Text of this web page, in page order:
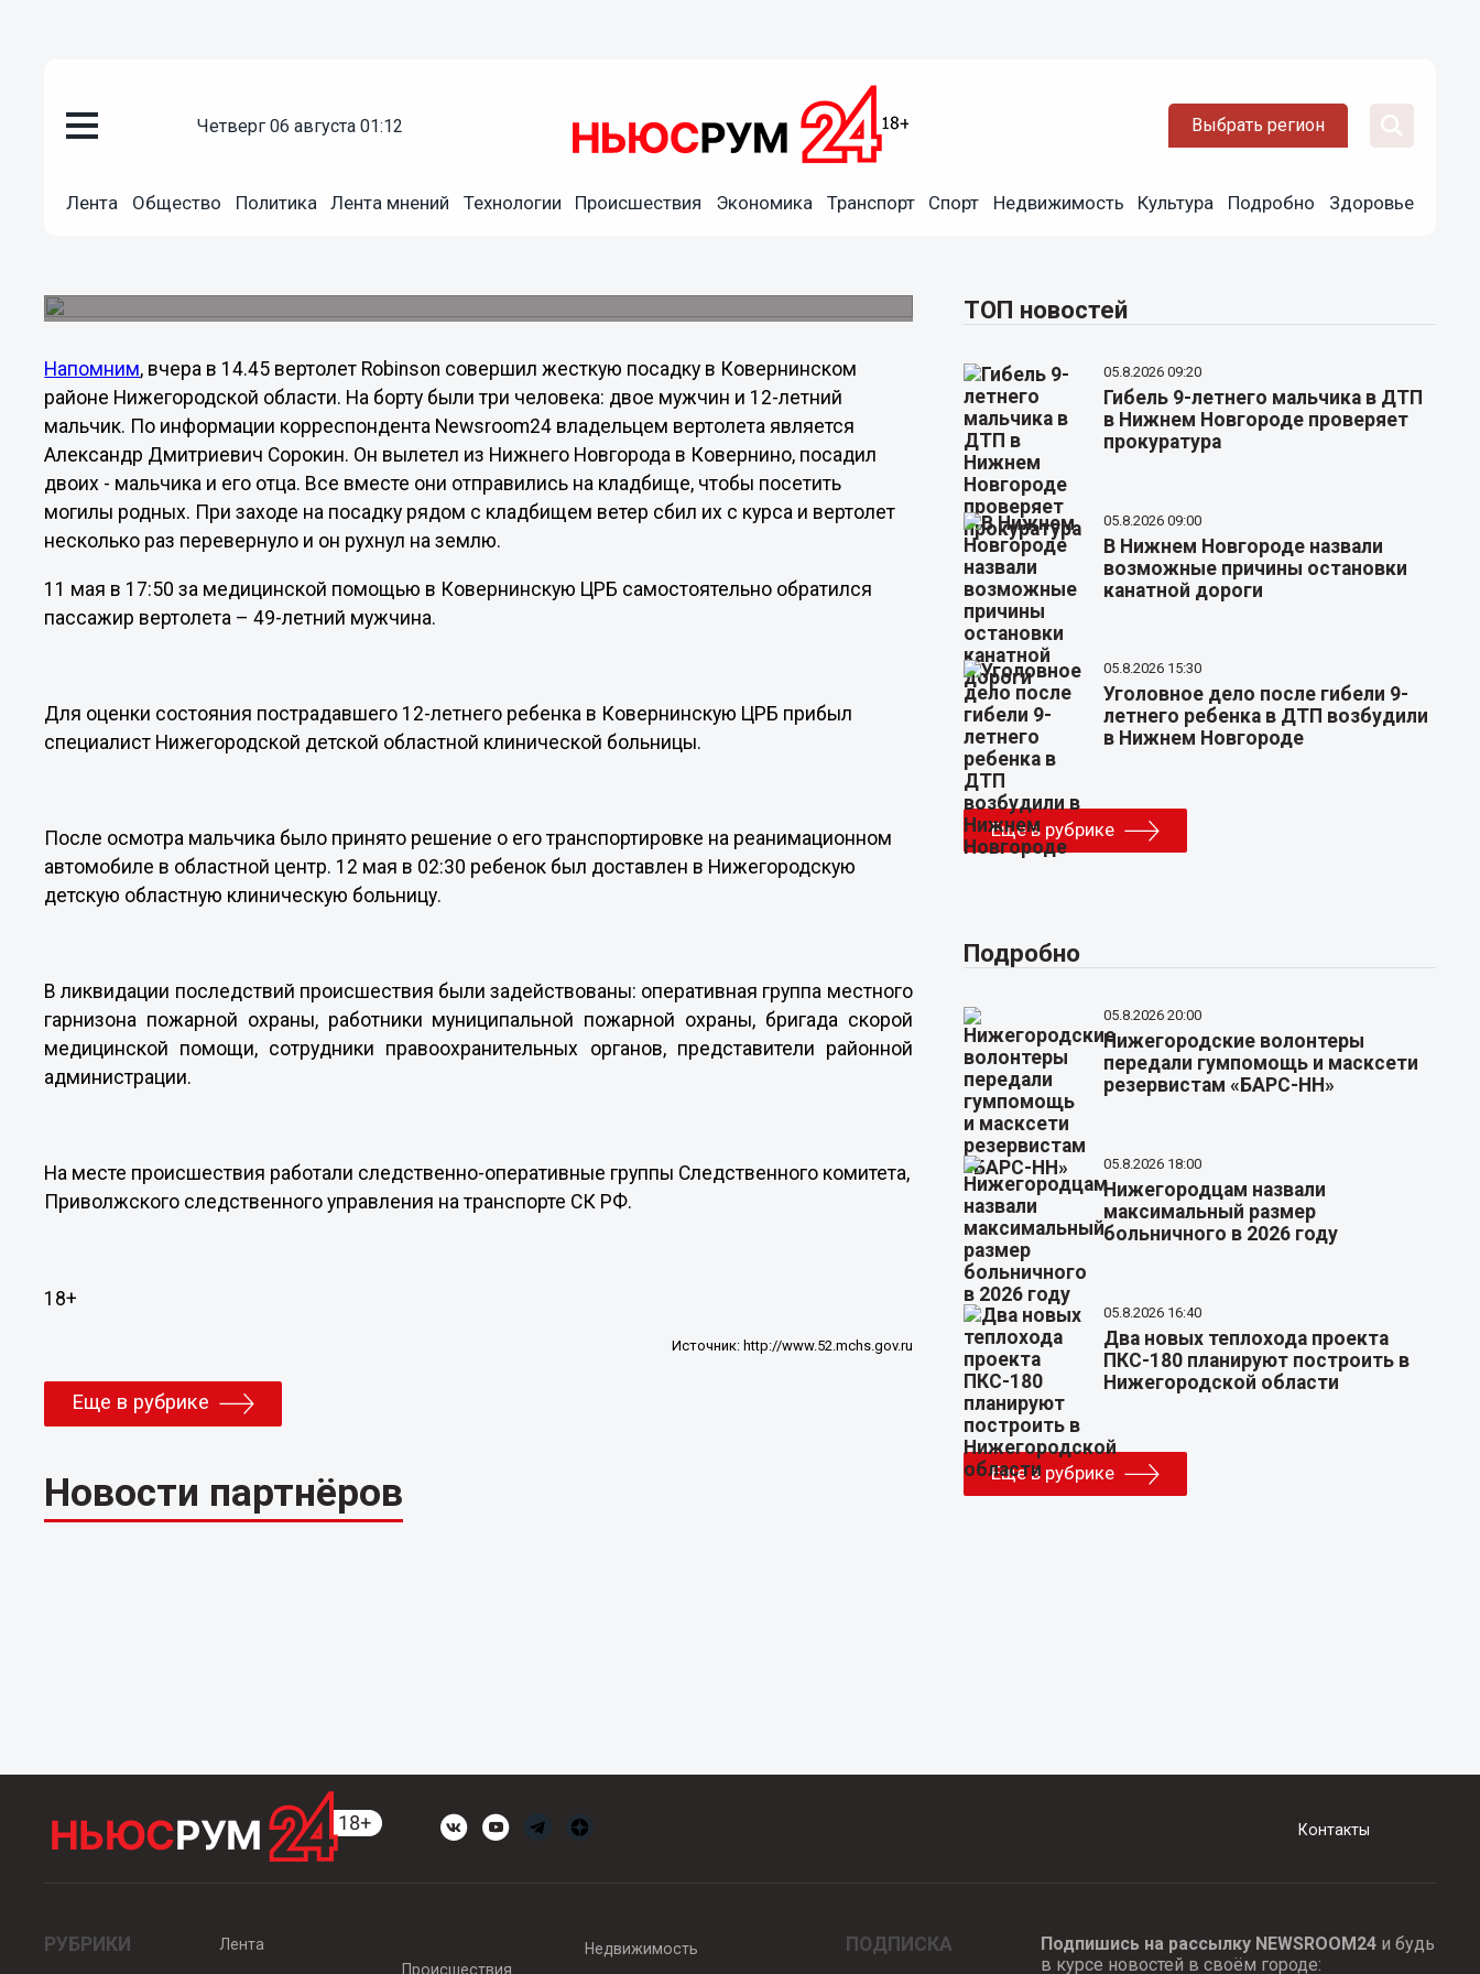
четверг 06 августа 01:12 Выбрать регион
Лента Общество Политика Лента мнений Технологии Происшествия Экономика Транспорт Спорт Недвижимость Культура Подробно Здоровье
Раненый при жесткой посадке вертолета ребенок
Напомним, вчера в 14.45 вертолет Robinson совершил жесткую посадку в Ковернинском
районе Нижегородской области. На борту были три человека: двое мужчин и 12-летний
мальчик. По информации корреспондента Newsroom24 владельцем вертолета является
Александр Дмитриевич Сорокин. Он вылетел из Нижнего Новгорода в Ковернино, посадил
двоих - мальчика и его отца. Все вместе они отправились на кладбище, чтобы посетить
могилы родных. При заходе на посадку рядом с кладбищем ветер сбил их с курса и вертолет
несколько раз перевернуло и он рухнул на землю.
11 мая в 17:50 за медицинской помощью в Ковернинскую ЦРБ самостоятельно обратился
пассажир вертолета – 49-летний мужчина.
Для оценки состояния пострадавшего 12-летнего ребенка в Ковернинскую ЦРБ прибыл
специалист Нижегородской детской областной клинической больницы.
После осмотра мальчика было принято решение о его транспортировке на реанимационном
автомобиле в областной центр. 12 мая в 02:30 ребенок был доставлен в Нижегородскую
детскую областную клиническую больницу.
В ликвидации последствий происшествия были задействованы: оперативная группа местного
гарнизона пожарной охраны, работники муниципальной пожарной охраны, бригада скорой
медицинской помощи, сотрудники правоохранительных органов, представители районной
администрации.
На месте происшествия работали следственно-оперативные группы Следственного комитета,
Приволжского следственного управления на транспорте СК РФ.
18+
Источник: http://www.52.mchs.gov.ru
Еще в рубрике
Новости партнёров
ТОП новостей
05.8.2026 09:20
Гибель 9-летнего мальчика в ДТП
в Нижнем Новгороде проверяет
прокуратура
05.8.2026 09:00
В Нижнем Новгороде назвали
возможные причины остановки
канатной дороги
05.8.2026 15:30
Уголовное дело после гибели 9-
летнего ребенка в ДТП возбудили
в Нижнем Новгороде
Еще в рубрике
Подробно
05.8.2026 20:00
Нижегородские волонтеры
передали гумпомощь и масксети
резервистам «БАРС-НН»
05.8.2026 18:00
Нижегородцам назвали
максимальный размер
больничного в 2026 году
05.8.2026 16:40
Два новых теплохода проекта
ПКС-180 планируют построить в
Нижегородской области
Еще в рубрике
Контакты
РУБРИКИ
Лента
Происшествия
Недвижимость ПОДПИСКА Подпишись на рассылку NEWSROOM24и будь
в курсе новостей в своём городе: